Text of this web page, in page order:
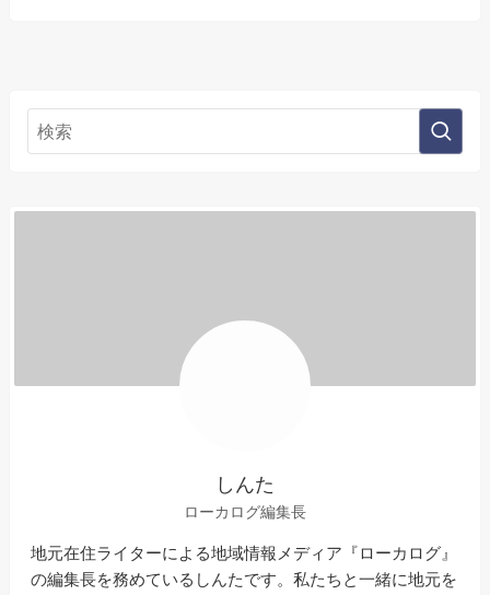
しんた
ローカログ編集長
地元在住ライターによる地域情報メディア『ローカログ』
の編集長を務めているしんたです。私たちと一緒に地元を